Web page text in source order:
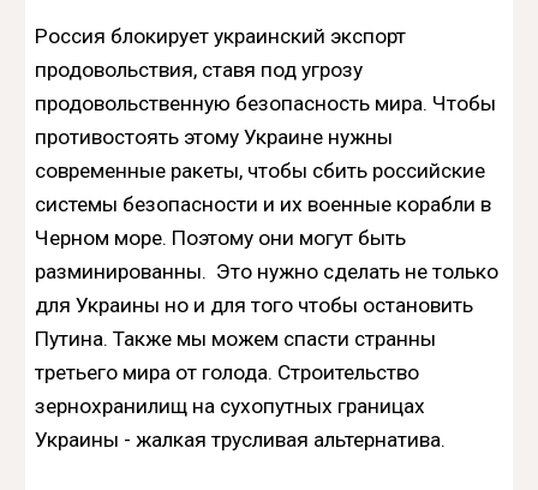
Россия блокирует украинский экспорт
продовольствия, ставя под угрозу
продовольственную безопасность мира. Чтобы
противостоять этому Украине нужны
современные ракеты, чтобы сбить российские
системы безопасности и их военные корабли в
Черном море. Поэтому они могут быть
разминированны. Это нужно сделать не только
для Украины но и для того чтобы остановить
Путина. Также мы можем спасти странны
третьего мира от голода. Строительство
зернохранилищ на сухопутных границах
Украины - жалкая трусливая альтернатива.